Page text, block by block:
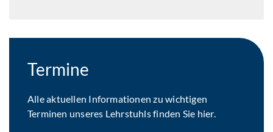
Termine
Alle aktuellen Informationen zu wichtigen
Terminen unseres Lehrstuhls finden Sie hier.